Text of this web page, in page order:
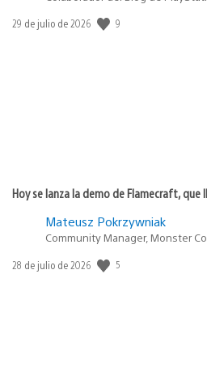
Fecha
29 de julio de 2026 9
Hoy se lanza la demo de Flamecraft, que
Mateusz Pokrzywniak
Community Manager, Monster
Fecha
28 de julio de 2026 5